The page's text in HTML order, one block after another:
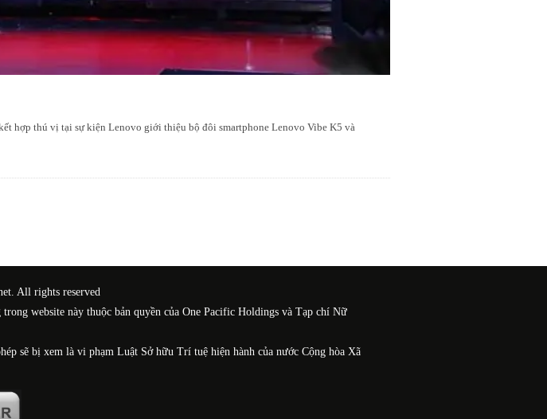
hợp thú vị tại sự kiện Lenovo giới thiệu bộ đôi smartphone Lenovo Vibe K5 và
All rights reserved
website này thuộc bản quyền của One Pacific Holdings và Tạp chí Nữ
sẽ bị xem là vi phạm Luật Sở hữu Trí tuệ hiện hành của nước Cộng hòa Xã